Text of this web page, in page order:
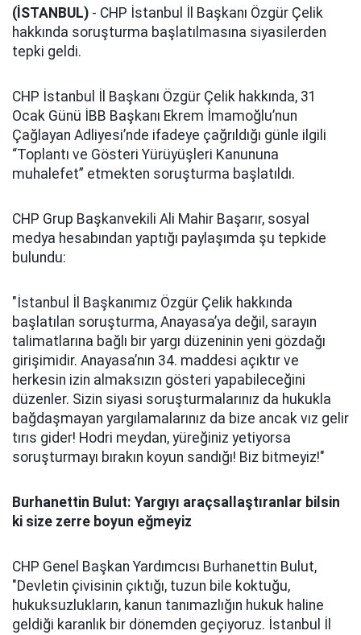
(İSTANBUL) - CHP İstanbul İl Başkanı Özgür Çelik
hakkında soruşturma başlatılmasına siyasilerden
tepki geldi.
CHP İstanbul İl Başkanı Özgür Çelik hakkında, 31
Ocak Günü İBB Başkanı Ekrem İmamoğlu’nun
Çağlayan Adliyesi’nde ifadeye çağrıldığı günle ilgili
“Toplantı ve Gösteri Yürüyüşleri Kanununa
muhalefet” etmekten soruşturma başlatıldı.
CHP Grup Başkanvekili Ali Mahir Başarır, sosyal
medya hesabından yaptığı paylaşımda şu tepkide
bulundu:
"İstanbul İl Başkanımız Özgür Çelik hakkında
başlatılan soruşturma, Anayasa’ya değil, sarayın
talimatlarına bağlı bir yargı düzeninin yeni gözdağı
girişimidir. Anayasa’nın 34. maddesi açıktır ve
herkesin izin almaksızın gösteri yapabileceğini
düzenler. Sizin siyasi soruşturmalarınız da hukukla
bağdaşmayan yargılamalarınız da bize ancak vız gelir
tırıs gider! Hodri meydan, yüreğiniz yetiyorsa
soruşturmayı bırakın koyun sandığı! Biz bitmeyiz!"
Burhanettin Bulut: Yargıyı araçsallaştıranlar bilsin
ki size zerre boyun eğmeyiz
CHP Genel Başkan Yardımcısı Burhanettin Bulut,
"Devletin çivisinin çıktığı, tuzun bile koktuğu,
hukuksuzlukların, kanun tanımazlığın hukuk haline
geldiği karanlık bir dönemden geçiyoruz. İstanbul İl